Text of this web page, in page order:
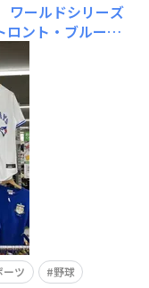
ールドシリーズ
ント・ブルージ
7戦中4勝すれば
11月1日現在、両
先にブルージェイ
ーツ
野球